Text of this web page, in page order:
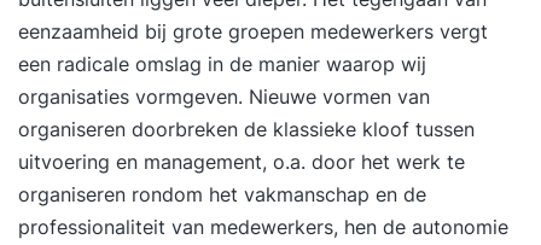
eenzaamheid bij grote groepen medewerkers vergt
een radicale omslag in de manier waarop wij
organisaties vormgeven. Nieuwe vormen van
organiseren doorbreken de klassieke kloof tussen
uitvoering en management, o.a. door het werk te
organiseren rondom het vakmanschap en de
professionaliteit van medewerkers, hen de autonomie